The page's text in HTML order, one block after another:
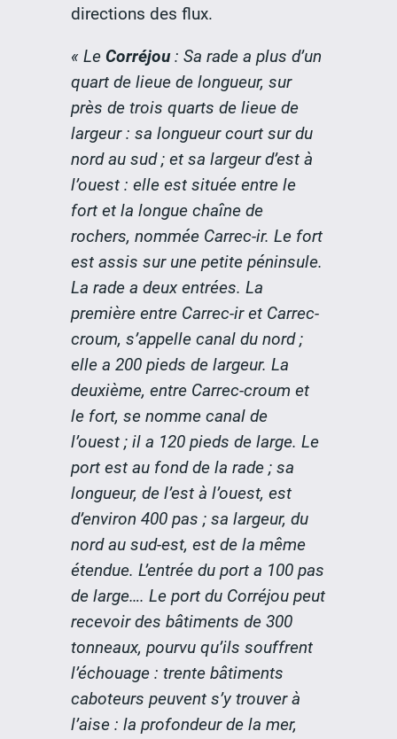
directions des flux.
« Le Corréjou: Sa rade a plus d’un
quart de lieue de longueur, sur
près de trois quarts de lieue de
largeur : sa longueur court sur du
nord au sud ; et sa largeur d’est à
l’ouest : elle est située entre le
fort et la longue chaîne de
rochers, nommée Carrec-ir. Le fort
est assis sur une petite péninsule.
La rade a deux entrées. La
première entre Carrec-ir et Carrec-
croum, s’appelle canal du nord ;
elle a 200 pieds de largeur. La
deuxième, entre Carrec-croum et
le fort, se nomme canal de
l’ouest ; il a 120 pieds de large. Le
port est au fond de la rade ; sa
longueur, de l’est à l’ouest, est
d’environ 400 pas ; sa largeur, du
nord au sud-est, est de la même
étendue. L’entrée du port a 100 pas
de large…. Le port du Corréjou peut
recevoir des bâtiments de 300
tonneaux, pourvu qu’ils souffrent
l’échouage : trente bâtiments
caboteurs peuvent s’y trouver à
l’aise : la profondeur de la mer,